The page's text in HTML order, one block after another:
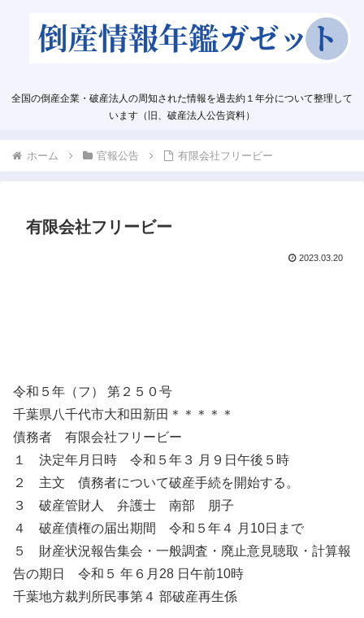
全国の倒産企業・破産法人の周知された情報を過去約１年分について整理して
います（旧、破産法人公告資料）
ホーム 官報公告 有限会社フリービー
有限会社フリービー
2023.03.20
令和５年（フ） 第２５０号
千葉県八千代市大和田新田＊＊＊＊＊
債務者 有限会社フリービー
１ 決定年月日時 令和５年３ 月９日午後５時
２ 主文 債務者について破産手続を開始する。
３ 破産管財人 弁護士 南部 朋子
４ 破産債権の届出期間 令和５年４ 月10日まで
５ 財産状況報告集会・一般調査・廃止意見聴取・計算報
告の期日 令和５ 年６月28 日午前10時
千葉地方裁判所民事第４ 部破産再生係